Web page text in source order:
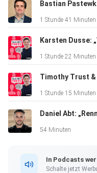
1 Stunde 41 Minuten
1 Stunde 22 Minuten
1 Stunde 15 Minuten
54 Minuten
In Podcasts
Schalte jetzt